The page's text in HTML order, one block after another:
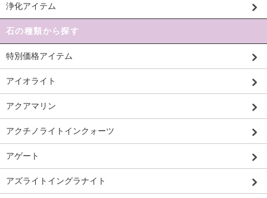
浄化アイテム
石の種類から探す
特別価格アイテム
アイオライト
アクアマリン
アクチノライトインクォーツ
アゲート
アズライトイングラナイト